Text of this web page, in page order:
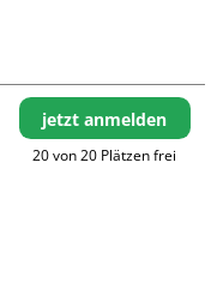
jetzt anmelden
20 von 20 Plätzen frei